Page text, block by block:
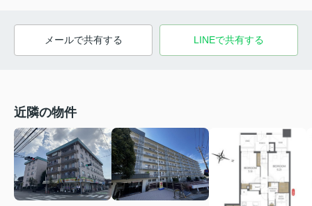
メールで共有する LINEで共有する
近隣の物件